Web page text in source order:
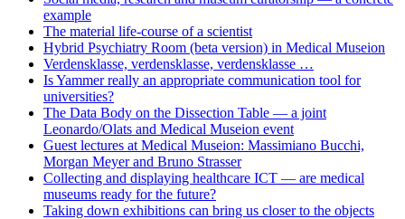
example
The material life-course of a scientist
Hybrid Psychiatry Room (beta version) in Medical Museion
Verdensklasse, verdensklasse, verdensklasse …
Is Yammer really an appropriate communication tool for
universities?
The Data Body on the Dissection Table — a joint
Leonardo/Olats and Medical Museion event
Guest lectures at Medical Museion: Massimiano Bucchi,
Morgan Meyer and Bruno Strasser
Collecting and displaying healthcare ICT — are medical
museums ready for the future?
Taking down exhibitions can bring us closer to the objects